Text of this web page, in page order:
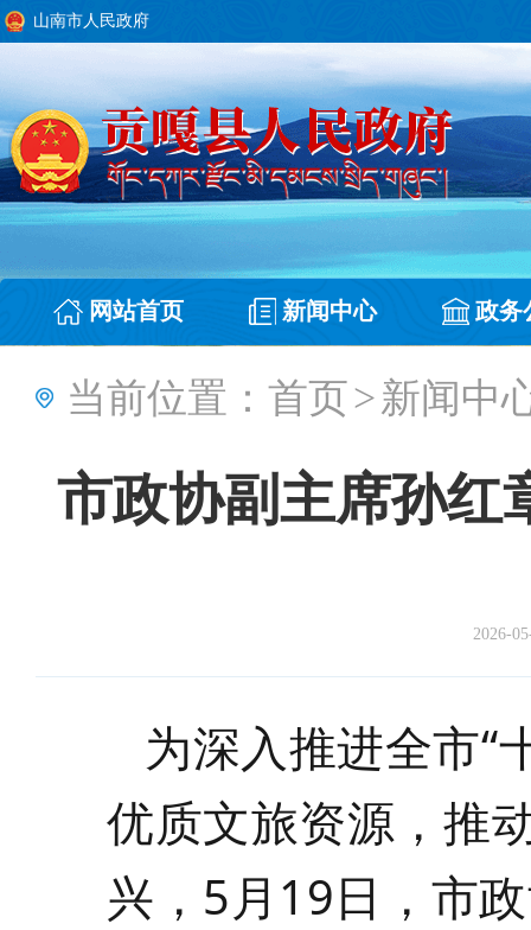
山南市人民政府
网站首页 新闻中心 政务
当前位置： 首页>新闻中
市政协副主席孙红
2026-
为深入推进全市“
优质文旅资源，推
兴，5月19日，市